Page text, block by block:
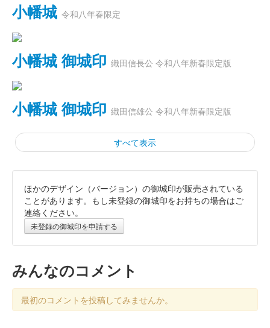
小幡城 令和八年春限定
小幡城 御城印 織田信長公 令和八年新春限定版
小幡城 御城印 織田信雄公 令和八年新春限定版
すべて表示
小幡城 御城印 令和七年秋限定版
小幡城 御城印 信雄公版
小幡城 御城印 信長公版
ほかのデザイン（バージョン）の御城印が販売されている
ことがあります。もし未登録の御城印をお持ちの場合はご
連絡ください。
未登録の御城印を申請する
みんなのコメント
最初のコメントを投稿してみませんか。